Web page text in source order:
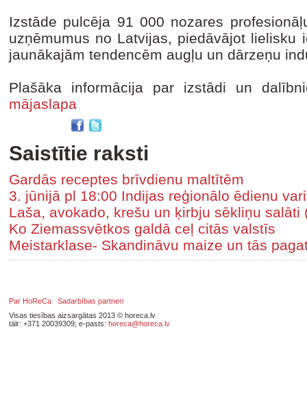
Izstāde pulcēja 91 000 nozares
uzņēmumus no Latvijas, piedāvājot lielisku
jaunākajām tendencēm augļu un dārzeņu
Plašāka informācija par izstādi un
mājaslapa
Saistītie raksti
Gardās receptes brīvdienu maltītēm
3. jūnijā pl 18:00 Indijas reģionālo ēdienu
Laša, avokado, krešu un ķirbju sēkliņu salāti
Ko Ziemassvētkos galdā ceļ citās valstīs
Meistarklase- Skandināvu maize un tās
Par HoReCa
Sadarbības partneri
Visas tiesības aizsargātas 2013 © horeca.lv
tālr: +371 20039309; e-pasts: horeca@horeca.lv